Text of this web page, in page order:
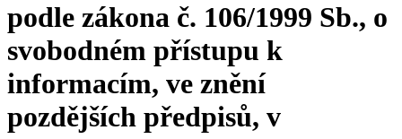
podle zákona č. 106/1999 Sb., o
svobodném přístupu k
informacím, ve znění
pozdějších předpisů, v